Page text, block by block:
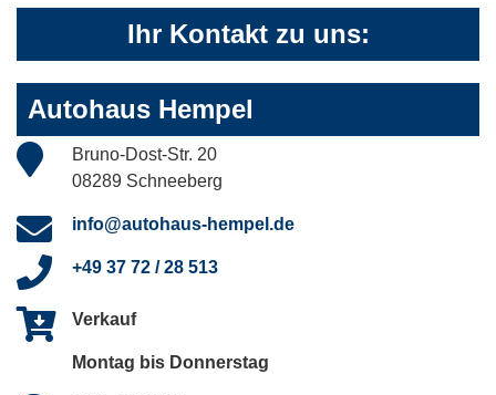
Ihr Kontakt zu uns:
Autohaus Hempel
Bruno-Dost-Str. 20
08289 Schneeberg
info@autohaus-hempel.de
+49 37 72 / 28 513
Verkauf
Montag bis Donnerstag